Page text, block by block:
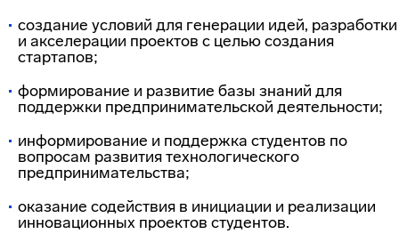
создание условий для генерации идей, разработки
и акселерации проектов с целью создания
стартапов;
формирование и развитие базы знаний для
поддержки предпринимательской деятельности;
информирование и поддержка студентов по
вопросам развития технологического
предпринимательства;
оказание содействия в инициации и реализации
инновационных проектов студентов.